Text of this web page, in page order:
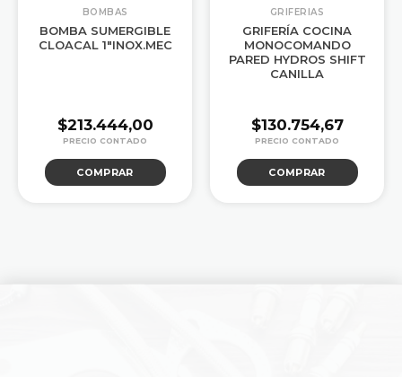
BOMBAS
BOMBA SUMERGIBLE
CLOACAL 1″INOX.MEC
$213.444,00
COMPRAR
GRIFERIAS
GRIFERÍA COCINA
MONOCOMANDO
PARED HYDROS SHIFT
CANILLA
$130.754,67
COMPRAR